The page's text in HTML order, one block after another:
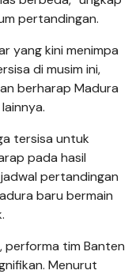
pertandingan.
yang kini menimpa
di musim ini,
berharap Madura
tersisa untuk
pada hasil
pertandingan
baru bermain
performa tim Banten
Menurut